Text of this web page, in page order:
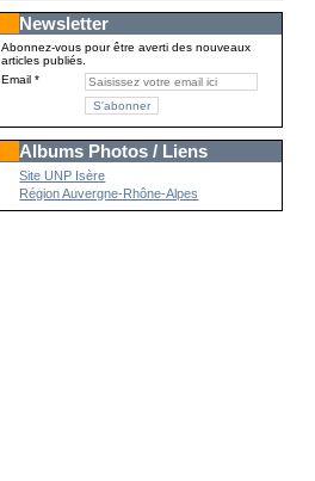
Newsletter
Abonnez-vous pour être averti des nouveaux
articles publiés.
Email
Albums Photos / Liens
Site UNP Isère
Région Auvergne-Rhône-Alpes